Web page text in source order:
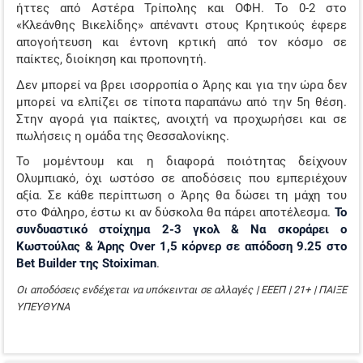
ήττες από Αστέρα Τρίπολης και ΟΦΗ. Το 0-2 στο
«Κλεάνθης Βικελίδης» απέναντι στους Κρητικούς έφερε
απογοήτευση και έντονη κρτική από τον κόσμο σε
παίκτες, διοίκηση και προπονητή.
Δεν μπορεί να βρει ισορροπία ο Άρης και για την ώρα δεν
μπορεί να ελπίζει σε τίποτα παραπάνω από την 5η θέση.
Στην αγορά για παίκτες, ανοιχτή να προχωρήσει και σε
πωλήσεις η ομάδα της Θεσσαλονίκης.
Το μομέντουμ και η διαφορά ποιότητας δείχνουν
Ολυμπιακό, όχι ωστόσο σε αποδόσεις που εμπεριέχουν
αξία. Σε κάθε περίπτωση ο Άρης θα δώσει τη μάχη του
στο Φάληρο, έστω κι αν δύσκολα θα πάρει αποτέλεσμα. Το
συνδυαστικό στοίχημα 2-3 γκολ & Να σκοράρει ο
Κωστούλας & Άρης Over 1,5 κόρνερ σε απόδοση 9.25 στο
Bet Builder της Stoiximan.
Οι αποδόσεις ενδέχεται να υπόκεινται σε αλλαγές | ΕΕΕΠ | 21+ | ΠΑΙΞΕ
ΥΠΕΥΘΥΝΑ